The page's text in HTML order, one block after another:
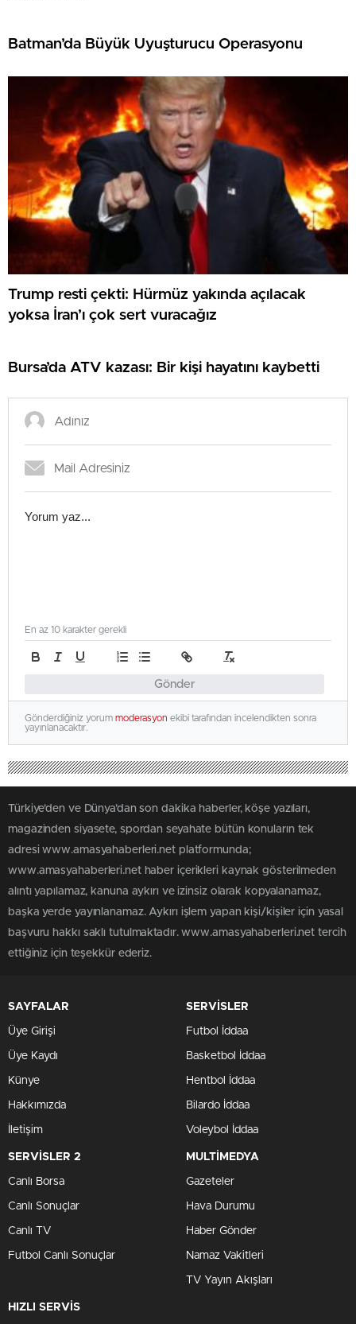
Batman’da Büyük Uyuşturucu Operasyonu
Trump resti çekti: Hürmüz yakında açılacak
yoksa İran’ı çok sert vuracağız
Bursa’da ATV kazası: Bir kişi hayatını kaybetti
Gönder
En az 10 karakter gerekli
Gönderdiğiniz yorum moderasyon ekibi tarafından incelendikten sonra
yayınlanacaktır.
Türkiye'den ve Dünya’dan son dakika haberler, köşe yazıları,
magazinden siyasete, spordan seyahate bütün konuların tek
adresi www.amasyahaberleri.net platformunda;
www.amasyahaberleri.net haber içerikleri kaynak gösterilmeden
alıntı yapılamaz, kanuna aykırı ve izinsiz olarak kopyalanamaz,
başka yerde yayınlanamaz. Aykırı işlem yapan kişi/kişiler için yasal
başvuru hakkı saklı tutulmaktadır. www.amasyahaberleri.net tercih
ettiğiniz için teşekkür ederiz.
SAYFALAR
Üye Girişi
Üye Kaydı
Künye
Hakkımızda
İletişim
SERVİSLER
Futbol İddaa
Basketbol İddaa
Hentbol İddaa
Bilardo İddaa
Voleybol İddaa
SERVİSLER 2
Canlı Borsa
Canlı Sonuçlar
Canlı TV
Futbol Canlı Sonuçlar
MULTİMEDYA
Gazeteler
Hava Durumu
Haber Gönder
Namaz Vakitleri
TV Yayın Akışları
HIZLI SERVİS